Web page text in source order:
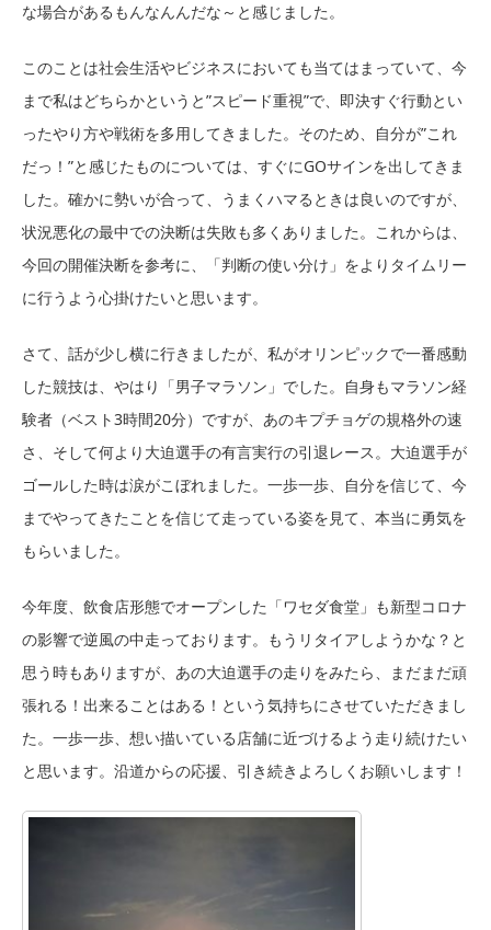
な場合があるもんなんんだな～と感じました。
このことは社会生活やビジネスにおいても当てはまっていて、今
まで私はどちらかというと”スピード重視”で、即決すぐ行動とい
ったやり方や戦術を多用してきました。そのため、自分が”これ
だっ！”と感じたものについては、すぐにGOサインを出してきま
した。確かに勢いが合って、うまくハマるときは良いのですが、
状況悪化の最中での決断は失敗も多くありました。これからは、
今回の開催決断を参考に、「判断の使い分け」をよりタイムリー
に行うよう心掛けたいと思います。
さて、話が少し横に行きましたが、私がオリンピックで一番感動
した競技は、やはり「男子マラソン」でした。自身もマラソン経
験者（ベスト3時間20分）ですが、あのキプチョゲの規格外の速
さ、そして何より大迫選手の有言実行の引退レース。大迫選手が
ゴールした時は涙がこぼれました。一歩一歩、自分を信じて、今
までやってきたことを信じて走っている姿を見て、本当に勇気を
もらいました。
今年度、飲食店形態でオープンした「ワセダ食堂」も新型コロナ
の影響で逆風の中走っております。もうリタイアしようかな？と
思う時もありますが、あの大迫選手の走りをみたら、まだまだ頑
張れる！出来ることはある！という気持ちにさせていただきまし
た。一歩一歩、想い描いている店舗に近づけるよう走り続けたい
と思います。沿道からの応援、引き続きよろしくお願いします！